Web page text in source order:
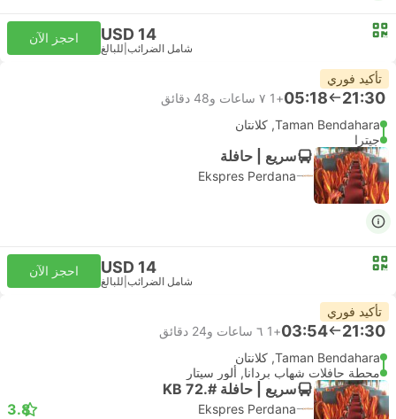
USD 14
شامل الضرائب للبالغ
احجز الآن
تأكيد فوري
21:30
05:18
+1
٧ ساعات و‫48 دقائق
Taman Bendahara, كلانتان
جيترا
سريع | حافلة
Ekspres Perdana
USD 14
شامل الضرائب للبالغ
احجز الآن
تأكيد فوري
21:30
03:54
+1
٦ ساعات و‫24 دقائق
Taman Bendahara, كلانتان
محطة حافلات شهاب بردانا, ألور سيتار
سريع | حافلة #.KB 72
Ekspres Perdana
3.8